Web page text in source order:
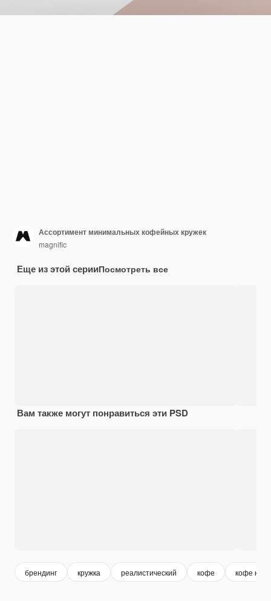
Ассортимент минимальных кофейных кружек
magnific
Еще из этой серииПосмотреть все
Вам также могут понравиться эти PSD
брендинг кружка реалистический кофе кофе